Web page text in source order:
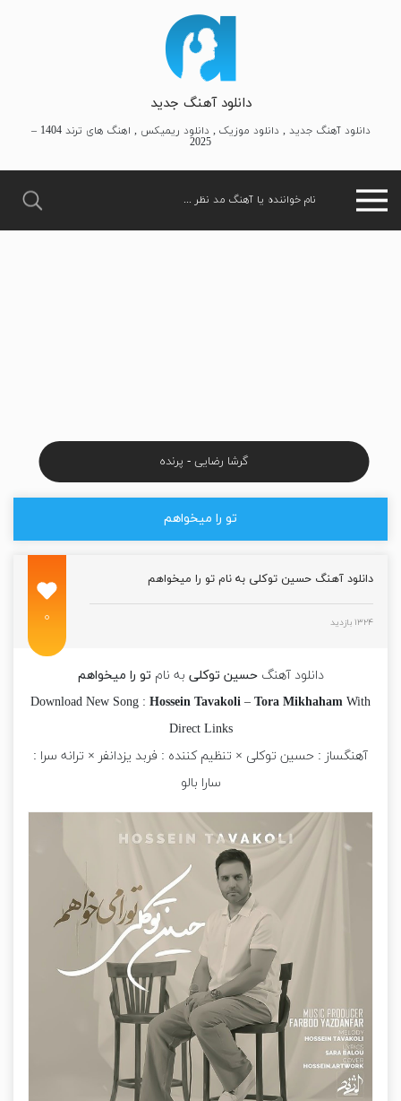
دانلود آهنگ جدید
دانلود آهنگ جدید , دانلود موزیک , دانلود ریمیکس , اهنگ های ترند 1404 –
2025
گرشا رضایی - پرنده
تو را میخواهم
دانلود آهنگ حسین توکلی به نام تو را میخواهم
۱۳۲۴ بازدید ۰
دانلود آهنگحسین توکلی به نام تو را میخواهم
Download New Song : Hossein Tavakoli – Tora Mikhaham With
Direct Links
آهنگساز : حسین توکلی × تنظیم کننده : فربد یزدانفر × ترانه سرا :
سارا بالو